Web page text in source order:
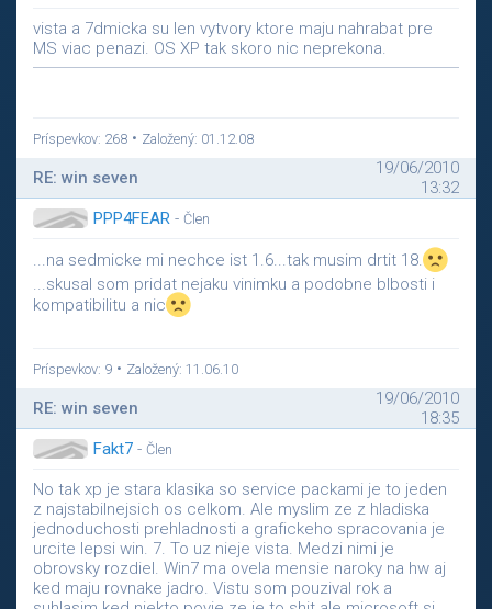
vista a 7dmicka su len vytvory ktore maju nahrabat pre
MS viac penazi. OS XP tak skoro nic neprekona.
Príspevkov: 268 • Založený: 01.12.08
RE: win seven
19/06/2010
13:32
PPP4FEAR - Člen
...na sedmicke mi nechce ist 1.6...tak musim drtit 18.
...skusal som pridat nejaku vinimku a podobne blbosti i
kompatibilitu a nic
Príspevkov: 9 • Založený: 11.06.10
RE: win seven
19/06/2010
18:35
Fakt7 - Člen
No tak xp je stara klasika so service packami je to jeden
z najstabilnejsich os celkom. Ale myslim ze z hladiska
jednoduchosti prehladnosti a grafickeho spracovania je
urcite lepsi win. 7. To uz nieje vista. Medzi nimi je
obrovsky rozdiel. Win7 ma ovela mensie naroky na hw aj
ked maju rovnake jadro. Vistu som pouzival rok a